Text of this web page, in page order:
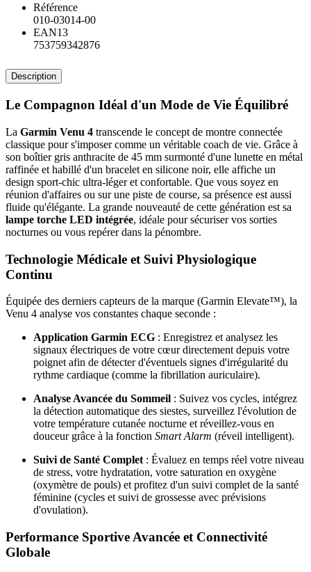
Référence
010-03014-00
EAN13
753759342876
Description
Le Compagnon Idéal d'un Mode de Vie Équilibré
La Garmin Venu 4 transcende le concept de montre connectée
classique pour s'imposer comme un véritable coach de vie. Grâce à
son boîtier gris anthracite de 45 mm surmonté d'une lunette en métal
raffinée et habillé d'un bracelet en silicone noir, elle affiche un
design sport-chic ultra-léger et confortable. Que vous soyez en
réunion d'affaires ou sur une piste de course, sa présence est aussi
fluide qu'élégante. La grande nouveauté de cette génération est sa
lampe torche LED intégrée, idéale pour sécuriser vos sorties
nocturnes ou vous repérer dans la pénombre.
Technologie Médicale et Suivi Physiologique
Continu
Équipée des derniers capteurs de la marque (Garmin Elevate™), la
Venu 4 analyse vos constantes chaque seconde :
Application Garmin ECG : Enregistrez et analysez les
signaux électriques de votre cœur directement depuis votre
poignet afin de détecter d'éventuels signes d'irrégularité du
rythme cardiaque (comme la fibrillation auriculaire).
Analyse Avancée du Sommeil : Suivez vos cycles, intégrez
la détection automatique des siestes, surveillez l'évolution de
votre température cutanée nocturne et réveillez-vous en
douceur grâce à la fonction Smart Alarm (réveil intelligent).
Suivi de Santé Complet: Évaluez en temps réel votre niveau
de stress, votre hydratation, votre saturation en oxygène
(oxymètre de pouls) et profitez d'un suivi complet de la santé
féminine (cycles et suivi de grossesse avec prévisions
d'ovulation).
Performance Sportive Avancée et Connectivité
Globale